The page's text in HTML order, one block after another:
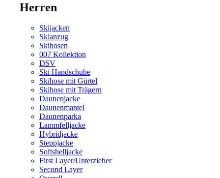
Herren
Skijacken
Skianzug
Skihosen
007 Kollektion
DSV
Ski Handschuhe
Skihose mit Gürtel
Skihose mit Trägern
Daunenjacke
Daunenmantel
Daunenparka
Lammfelljacke
Hybridjacke
Steppjacke
Softshelljacke
First Layer/Unterzieher
Second Layer